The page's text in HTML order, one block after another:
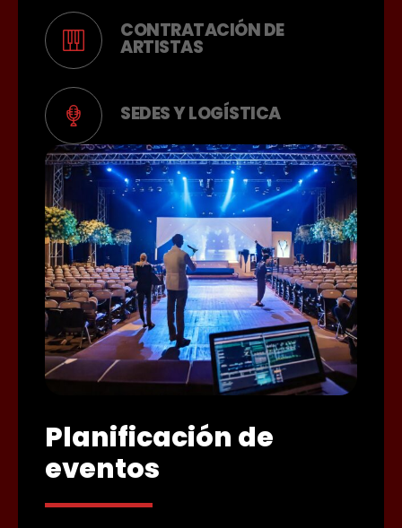
CONTRATACIÓN DE
ARTISTAS
SEDES Y LOGÍSTICA
Planificación de
eventos